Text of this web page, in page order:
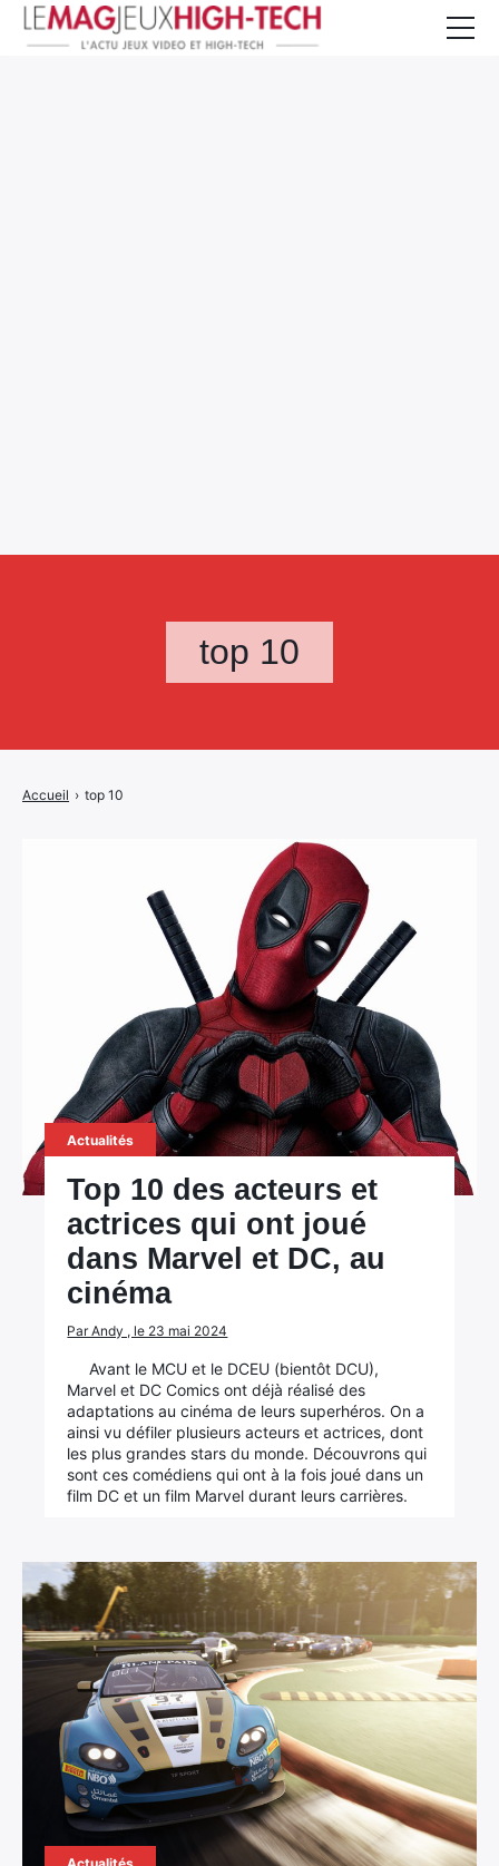
top 10
Accueil › top 10
Actualités
Top 10 des acteurs et
actrices qui ont joué
dans Marvel et DC, au
cinéma
Par Andy , le 23 mai 2024
Avant le MCU et le DCEU (bientôt DCU),
Marvel et DC Comics ont déjà réalisé des
adaptations au cinéma de leurs superhéros. On a
ainsi vu défiler plusieurs acteurs et actrices, dont
les plus grandes stars du monde. Découvrons qui
sont ces comédiens qui ont à la fois joué dans un
film DC et un film Marvel durant leurs carrières.